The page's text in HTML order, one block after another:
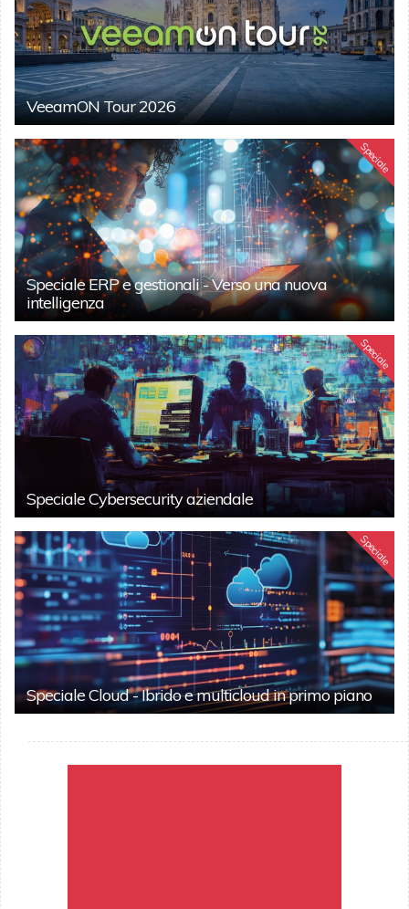
VeeamON Tour 2026
Speciale
Speciale ERP e gestionali - Verso una nuova
intelligenza
Speciale
Speciale Cybersecurity aziendale
Speciale
Speciale Cloud - Ibrido e multicloud in primo piano